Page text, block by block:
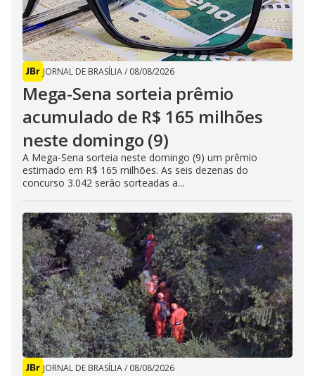
JORNAL DE BRASÍLIA/ 08/08/2026
Mega-Sena sorteia prêmio
acumulado de R$ 165 milhões
neste domingo (9)
A Mega-Sena sorteia neste domingo (9) um prêmio
estimado em R$ 165 milhões. As seis dezenas do
concurso 3.042 serão sorteadas a...
JORNAL DE BRASÍLIA/ 08/08/2026